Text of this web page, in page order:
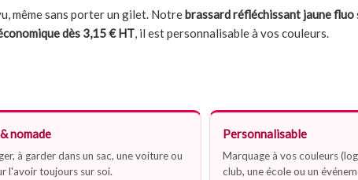
même sans porter un gilet. Notrebrassard réfléchissant jaune fluo
dès 3,15 € HT, il est personnalisable à vos couleurs.
nomade
à garder dans un sac, une voiture ou
l'avoir toujours sur soi.
Personnalisable
Marquage à vos couleurs
club, une école ou un